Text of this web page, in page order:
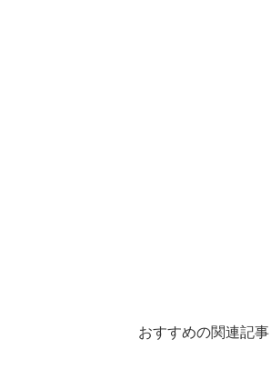
おすすめの関連記事